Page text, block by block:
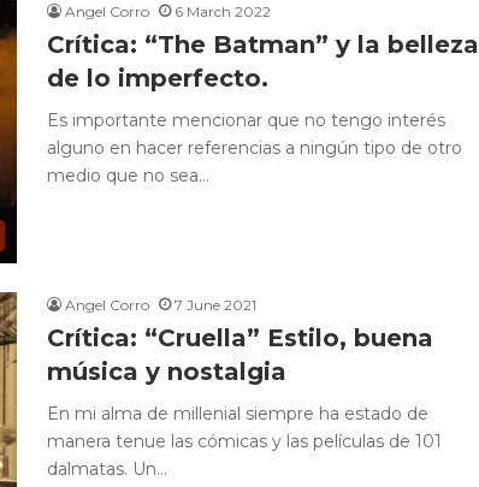
Angel Corro 6 March 2022
Crítica: “The Batman” y la belleza
de lo imperfecto.
Es importante mencionar que no tengo interés
alguno en hacer referencias a ningún tipo de otro
medio que no sea…
Angel Corro 7 June 2021
Crítica: “Cruella” Estilo, buena
música y nostalgia
En mi alma de millenial siempre ha estado de
manera tenue las cómicas y las películas de 101
dalmatas. Un…